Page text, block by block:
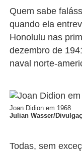
Quem sabe
quando ela
Honolulu nas
dezembro de
naval norte-
Joan Didion em 1968
Julian Wasser/
Todas, sem